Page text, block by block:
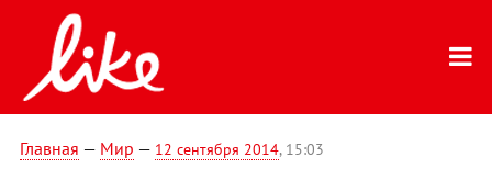
Главная — Мир — 12 сентября 2014, 15:03